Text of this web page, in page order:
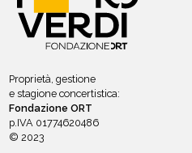
Proprietà, gestione
e stagione concertistica:
Fondazione ORT
p.IVA 01774620486
© 2023